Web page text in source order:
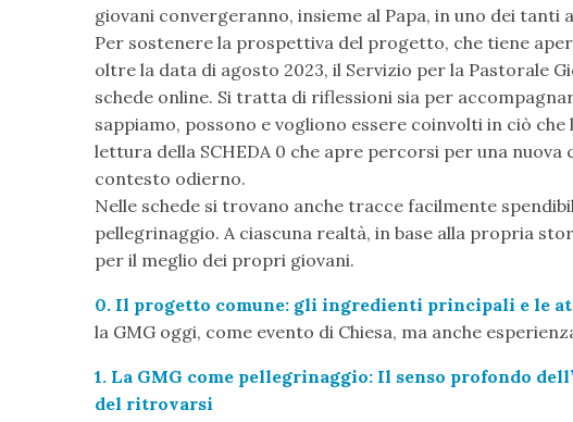
giovani convergeranno, insieme al Papa, in uno dei tanti
Per sostenere la prospettiva del progetto, che tiene
oltre la data di agosto 2023, il Servizio per la Pastorale
schede online. Si tratta di riflessioni sia per
sappiamo, possono e vogliono essere coinvolti in ciò
lettura della SCHEDA 0 che apre percorsi per una
contesto odierno.
Nelle schede si trovano anche tracce facilmente
pellegrinaggio. A ciascuna realtà, in base alla propria
per il meglio dei propri giovani.
0. Il progetto comune: gli ingredienti principali e le
la GMG oggi, come evento di Chiesa, ma anche
1. La GMG come pellegrinaggio: Il senso profondo
del ritrovarsi